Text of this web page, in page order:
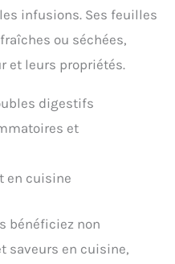
infusions. Ses feuilles
ou séchées,
et leurs propriétés.
digestifs
et
en cuisine
bénéficiez non
saveurs en cuisine,